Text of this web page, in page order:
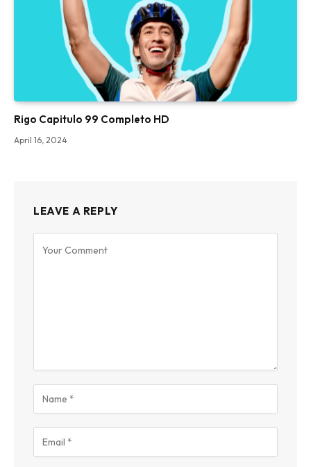
Rigo Capitulo 99 Completo HD
April 16, 2024
LEAVE A REPLY